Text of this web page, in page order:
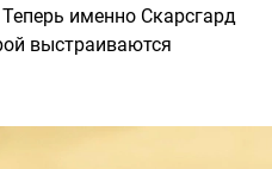
именно Скарсгард
выстраиваются